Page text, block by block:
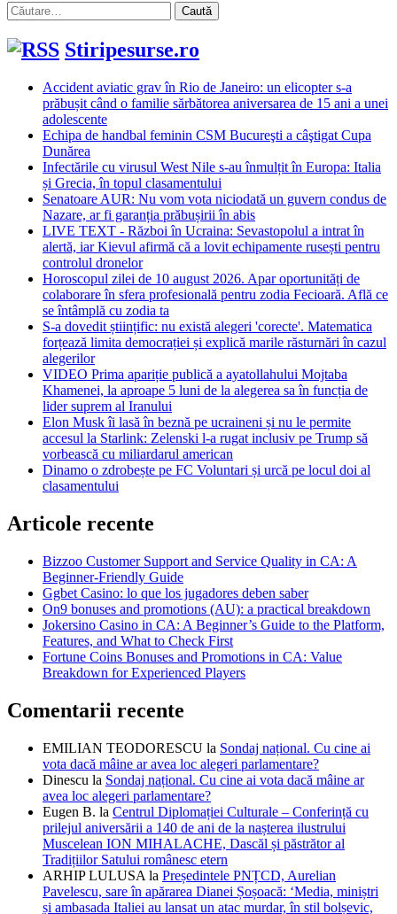
Caută
după:
Stiripesurse.ro
Accident aviatic grav în Rio de Janeiro: un elicopter s-a
prăbușit când o familie sărbătorea aniversarea de 15 ani a unei
adolescente
Echipa de handbal feminin CSM Bucureşti a câştigat Cupa
Dunărea
Infectările cu virusul West Nile s-au înmulțit în Europa: Italia
și Grecia, în topul clasamentului
Senatoare AUR: Nu vom vota niciodată un guvern condus de
Nazare, ar fi garanția prăbușirii în abis
LIVE TEXT - Război în Ucraina: Sevastopolul a intrat în
alertă, iar Kievul afirmă că a lovit echipamente rusești pentru
controlul dronelor
Horoscopul zilei de 10 august 2026. Apar oportunități de
colaborare în sfera profesională pentru zodia Fecioară. Află ce
se întâmplă cu zodia ta
S-a dovedit științific: nu există alegeri 'corecte'. Matematica
forțează limita democrației și explică marile răsturnări în cazul
alegerilor
VIDEO Prima apariție publică a ayatollahului Mojtaba
Khamenei, la aproape 5 luni de la alegerea sa în funcția de
lider suprem al Iranului
Elon Musk îi lasă în beznă pe ucraineni și nu le permite
accesul la Starlink: Zelenski l-a rugat inclusiv pe Trump să
vorbească cu miliardarul american
Dinamo o zdrobește pe FC Voluntari și urcă pe locul doi al
clasamentului
Articole recente
Bizzoo Customer Support and Service Quality in CA: A
Beginner-Friendly Guide
Ggbet Casino: lo que los jugadores deben saber
On9 bonuses and promotions (AU): a practical breakdown
Jokersino Casino in CA: A Beginner’s Guide to the Platform,
Features, and What to Check First
Fortune Coins Bonuses and Promotions in CA: Value
Breakdown for Experienced Players
Comentarii recente
EMILIAN TEODORESCU la Sondaj național. Cu cine ai
vota dacă mâine ar avea loc alegeri parlamentare?
Dinescu la Sondaj național. Cu cine ai vota dacă mâine ar
avea loc alegeri parlamentare?
Eugen B. la Centrul Diplomației Culturale – Conferință cu
prilejul aniversării a 140 de ani de la nașterea ilustrului
Muscelean ION MIHALACHE, Dascăl și păstrător al
Tradițiilor Satului românesc etern
ARHIP LULUSA la Președintele PNȚCD, Aurelian
Pavelescu, sare în apărarea Dianei Șoșoacă: ‘Media, miniștri
și ambasada Italiei au lansat un atac murdar, în stil bolșevic,